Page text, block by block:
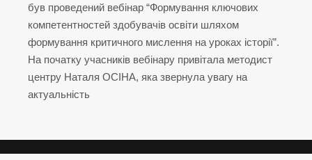
був проведений вебінар “Формування ключових
компетентностей здобувачів освіти шляхом
формування критичного мислення на уроках історії”.
На початку учасників вебінару привітала методист
центру Наталя ОСІНА, яка звернула увагу на
актуальність